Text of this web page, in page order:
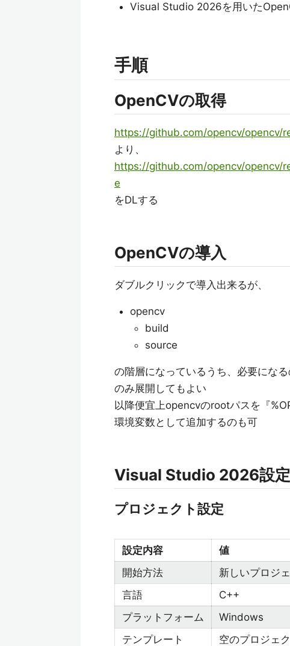
Visual Studio 2026を用いた
手順
OpenCVの取得
https://github.com/opencv/opencv/
より、
https://github.com/opencv/
e
をDLする
OpenCVの導入
ダブルクリックで導入出来るが、
opencv
build
source
の階層になっているうち、必要にな
のみ展開してもよい
以降便宜上opencvのrootパスを『
環境変数として追加するのも可
Visual Studio 2026設定
プロジェクト設定
設定内容
値
開始方法
新しいプロジ
言語
C++
プラットフォーム
Windows
テンプレート
空のプロジェ